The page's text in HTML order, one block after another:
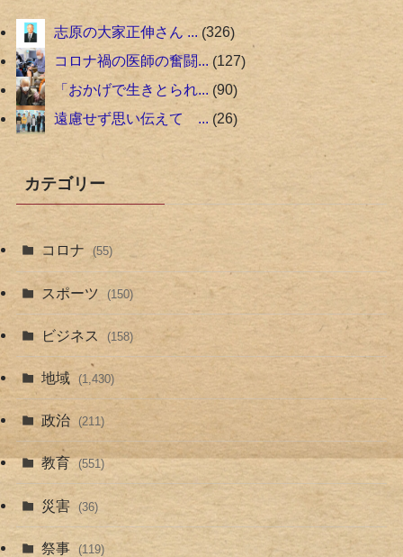
志原の大家正伸さん ... 326
コロナ禍の医師の奮闘... 127
「おかげで生きとられ... 90
遠慮せず思い伝えて ... 26
カテゴリー
コロナ (55)
スポーツ (150)
ビジネス (158)
地域 (1,430)
政治 (211)
教育 (551)
災害 (36)
祭事 (119)